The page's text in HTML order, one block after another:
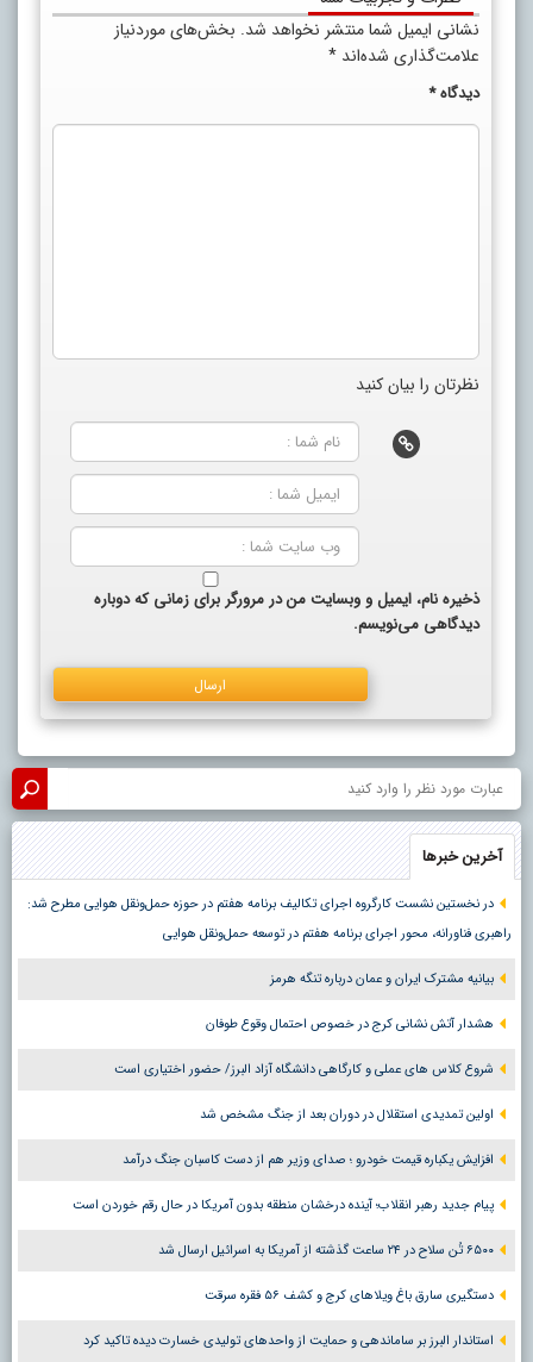
نشانی ایمیل شما منتشر نخواهد شد. بخش‌های موردنیاز
علامت‌گذاری شده‌اند *
دیدگاه*
نظرتان را بیان کنید
ذخیره نام، ایمیل و وبسایت من در مرورگر برای زمانی که دوباره
دیدگاهی می‌نویسم.
آخرین خبرها
در نخستین نشست کارگروه اجرای تکالیف برنامه هفتم در حوزه حمل‌ونقل هوایی مطرح شد:
راهبری فناورانه، محور اجرای برنامه هفتم در توسعه حمل‌ونقل هوایی
بیانیه مشترک ایران و عمان درباره تنگه هرمز
هشدار آتش نشانی کرج در خصوص احتمال وقوع طوفان
شروع کلاس های عملی و کارگاهی دانشگاه آزاد البرز/ حضور اختیاری است
اولین تمدیدی استقلال در دوران بعد از جنگ مشخص شد
افزایش یکباره قیمت خودرو ؛ صدای وزیر هم از دست کاسبان جنگ درآمد
پیام جدید رهبر انقلاب؛ آینده درخشان منطقه بدون آمریکا در حال رقم خوردن است
۶۵۰۰ تُن سلاح در ۲۴ ساعت گذشته از آمریکا به اسرائیل ارسال شد
دستگیری سارق باغ ویلاهای کرج و کشف ۵۶ فقره سرقت
استاندار البرز بر ساماندهی و حمایت از واحدهای تولیدی خسارت دیده تاکید کرد